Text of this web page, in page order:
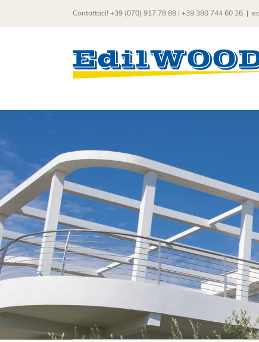
Contattaci! +39 (070) 917 78 88 | +39 380 744 60 26 |